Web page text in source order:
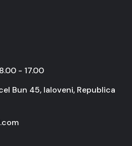
- 17.00
Bun 45, Ialoveni, Republica